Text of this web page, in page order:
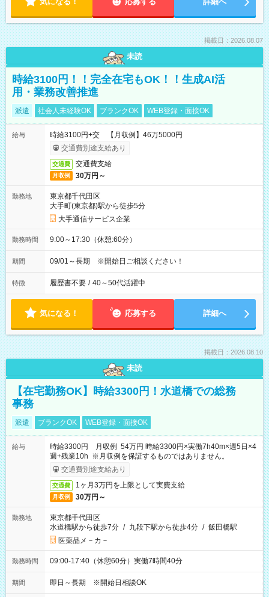
掲載日：2026.08.07
未読
時給3100円！！完全在宅もOK！！生成AI活
用・業務改善推進
派遣 社会人未経験OK ブランクOK WEB登録・面接OK
給与
時給3100円+交 【月収例】46万5000円
交通費別途支給あり
交通費 交通費支給
月収例 30万円～
勤務地
東京都千代田区
大手町(東京都)駅から徒歩5分
大手通信サービス企業
勤務時間 9:00～17:30（休憩:60分）
期間 09/01～長期 ※開始日ご相談ください！
特徴 履歴書不要 / 40～50代活躍中
気になる！ 応募する 詳細へ
掲載日：2026.08.10
未読
【在宅勤務OK】時給3300円！水道橋での総務
事務
派遣 ブランクOK WEB登録・面接OK
給与
時給3300円 月収例 54万円 時給3300円×実働7h40m×週5日×4
週+残業10h ※月収例を保証するものではありません。
交通費別途支給あり
交通費 1ヶ月3万円を上限として実費支給
月収例 30万円～
勤務地
東京都千代田区
水道橋駅から徒歩7分 / 九段下駅から徒歩4分 / 飯田橋駅
医薬品メ－カ－
勤務時間 09:00-17:40（休憩60分）実働7時間40分
期間 即日～長期 ※開始日相談OK